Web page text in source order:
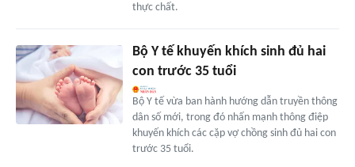
thực chất.
Bộ Y tế khuyến khích sinh đủ hai
con trước 35 tuổi
Bộ Y tế vừa ban hành hướng dẫn truyền thông
dân số mới, trong đó nhấn mạnh thông điệp
khuyến khích các cặp vợ chồng sinh đủ hai con
trước 35 tuổi.